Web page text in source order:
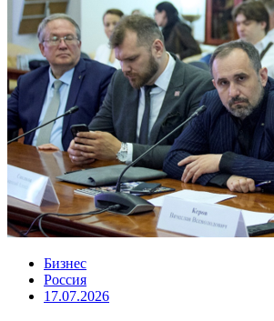
Бизнес
Россия
17.07.2026